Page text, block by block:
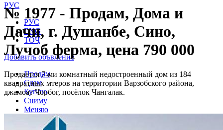
РУС
РУС
ENG
ТОҶ
Добавить объвление
Продам
Сдам
Куплю
Сниму
Меняю
№ 1977 - Продам, Дома и
Дачи, г. Душанбе, Сино,
Лучоб ферма, цена 790 000
Продаётся 7-ми комнатный недостроенный дом из 184
квадратных мтеров на территории Варзобского района,
джамоат Чорбог, посёлок Чангалак.